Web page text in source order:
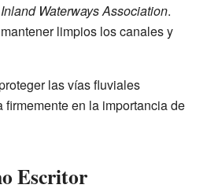
Inland Waterways Association.
limpios los canales y
las vías fluviales
en la importancia de
Escritor